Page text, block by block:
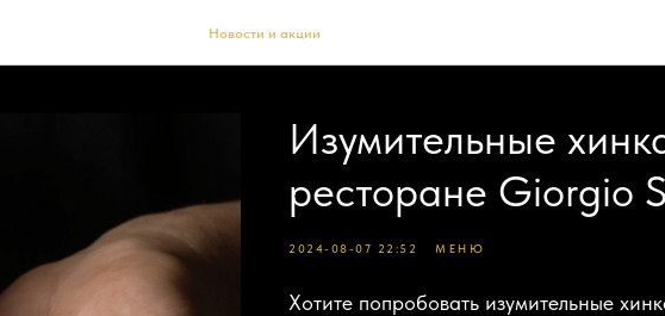
Новости и акции
Изумительные
ресторане Giorgio
2024-08-07 22:52 МЕНЮ
Хотите попробовать изумительные